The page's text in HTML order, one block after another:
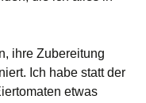
ihre Zubereitung
Ich habe statt der
etwas